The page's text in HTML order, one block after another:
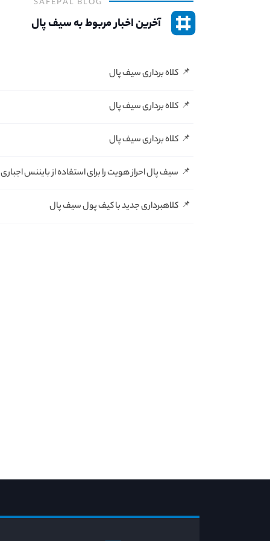
SAFEPAL BLOG
آخرین اخبار مربوط بهسیف پال
کلاه برداری سیف پال
کلاه برداری سیف پال
کلاه برداری سیف پال
سیف پال احراز هویت را برای استفاده از بایننس
کلاهبرداری جدید با کیف پول سیف پال